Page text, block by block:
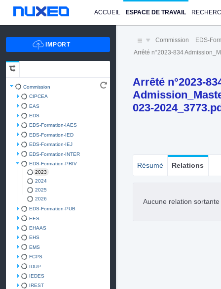
ACCUEIL ESPACE DE TRAVAIL
Commission
CIPCEA
EAS
EDS
EDS-Formation-IAES
EDS-Formation-IED
EDS-Formation-IEJ
EDS-Formation-INTER
EDS-Formation-PRIV
2023
2024
2025
2026
EDS-Formation-PUB
EES
EHAAS
EHS
EMS
FCPS
IDUP
IEDES
IREST
Commission EDS-
Arrêté n°2023-834
Arrêté n°2023-
023-
Résumé Relations
Aucune relation